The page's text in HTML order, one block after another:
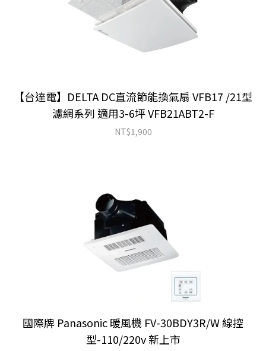
【台達電】DELTA DC直流節能換氣扇 VFB17 /21型
濾網系列 適用3-6坪 VFB21ABT2-F
NT$1,900
國際牌 Panasonic 暖風機 FV-30BDY3R/W 線控
型-110/220v 新上市